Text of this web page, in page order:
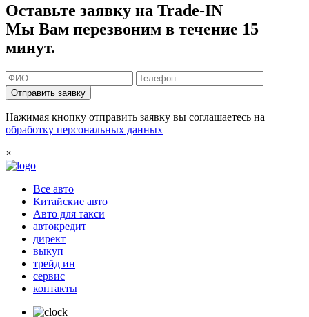
Оставьте заявку на Trade-IN
Мы Вам перезвоним в течение 15
минут.
Отправить заявку
Нажимая кнопку отправить заявку вы соглашаетесь на
обработку персональных данных
×
Все авто
Китайские авто
Авто для такси
автокредит
директ
выкуп
трейд ин
сервис
контакты